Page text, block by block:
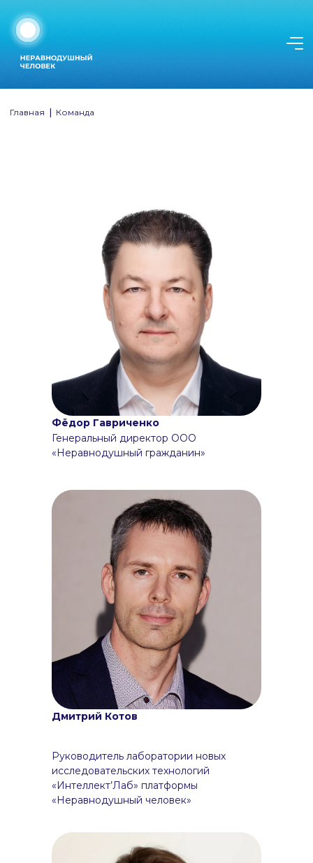
Главная Команда
Дмитрий Котов
Руководитель лаборатории новых
исследовательских технологий
«Интеллект’Лаб» платформы
«Неравнодушный человек»
Фёдор Гавриченко
Генеральный директор ООО
«Неравнодушный гражданин»